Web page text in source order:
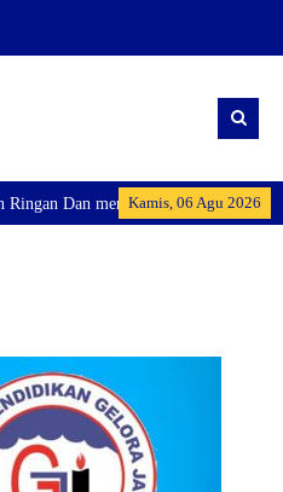
Kamis, 06 Agu 2026
Axioo Class Program (TKJ),